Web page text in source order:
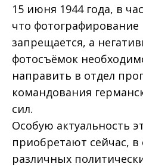
15 июня 1944 года, в
что фотографирование
запрещается, а
фотосъёмок
направить в отдел
командования
сил.
Особую актуальность
приобретают сейчас, в
различных